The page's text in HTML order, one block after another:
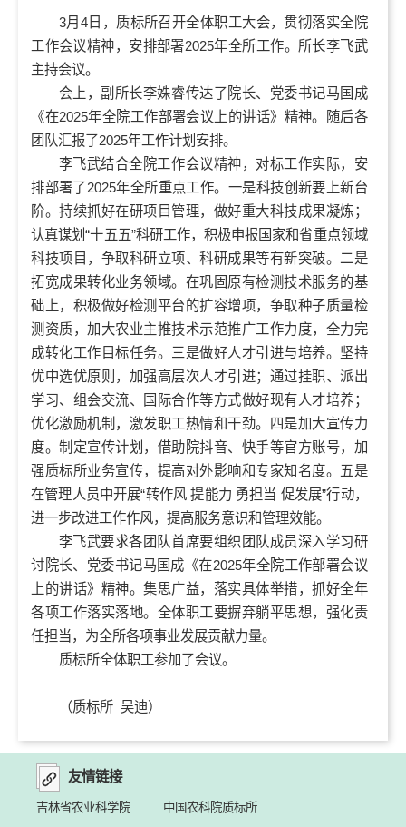
3月4日，质标所召开全体职工大会，贯彻落实全院
工作会议精神，安排部署2025年全所工作。所长李飞武
主持会议。
会上，副所长李姝睿传达了院长、党委书记马国成
《在2025年全院工作部署会议上的讲话》精神。随后各
团队汇报了2025年工作计划安排。
李飞武结合全院工作会议精神，对标工作实际，安
排部署了2025年全所重点工作。一是科技创新要上新台
阶。持续抓好在研项目管理，做好重大科技成果凝炼；
认真谋划“十五五”科研工作，积极申报国家和省重点领域
科技项目，争取科研立项、科研成果等有新突破。二是
拓宽成果转化业务领域。在巩固原有检测技术服务的基
础上，积极做好检测平台的扩容增项，争取种子质量检
测资质，加大农业主推技术示范推广工作力度，全力完
成转化工作目标任务。三是做好人才引进与培养。坚持
优中选优原则，加强高层次人才引进；通过挂职、派出
学习、组会交流、国际合作等方式做好现有人才培养；
优化激励机制，激发职工热情和干劲。四是加大宣传力
度。制定宣传计划，借助院抖音、快手等官方账号，加
强质标所业务宣传，提高对外影响和专家知名度。五是
在管理人员中开展“转作风 提能力 勇担当 促发展”行动，
进一步改进工作作风，提高服务意识和管理效能。
李飞武要求各团队首席要组织团队成员深入学习研
讨院长、党委书记马国成《在2025年全院工作部署会议
上的讲话》精神。集思广益，落实具体举措，抓好全年
各项工作落实落地。全体职工要摒弃躺平思想，强化责
任担当，为全所各项事业发展贡献力量。
质标所全体职工参加了会议。
（质标所 吴迪）
友情链接
吉林省农业科学院 中国农科院质标所